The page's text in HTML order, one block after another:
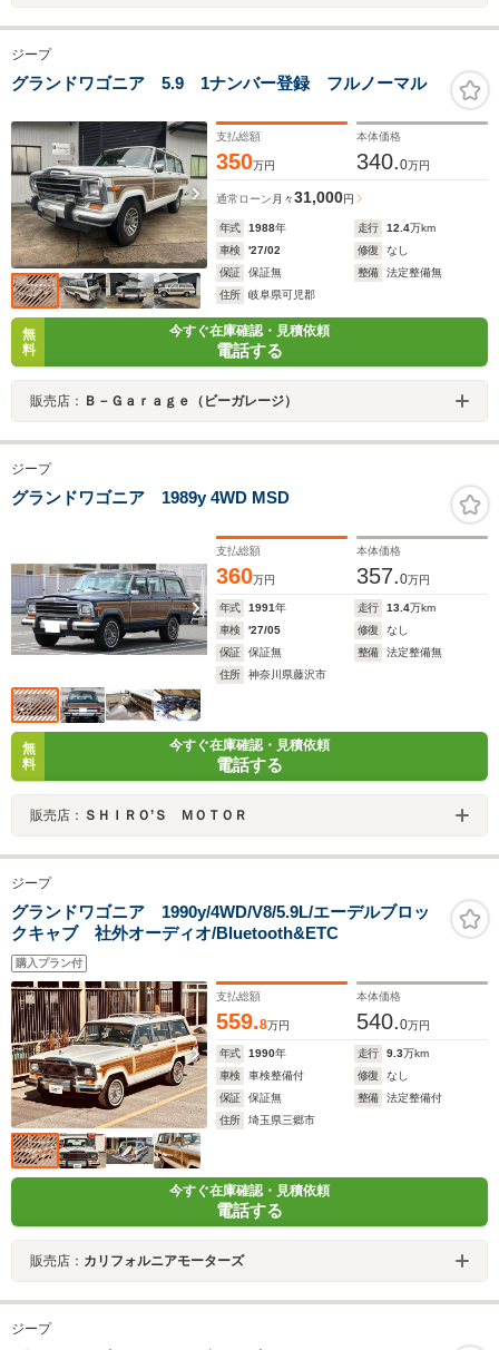
ジープ
グランドワゴニア 5.9 1ナンバー登録 フルノーマル
支払総額
350万円
本体価格
340.0万円
通常ローン 月々31,000円
年式 1988年 走行 12.4万km
車検
'27/02 修復
なし
保証
保証無 整備
法定整備無
住所
岐阜県可児郡
無
料
今すぐ在庫確認・見積依頼
電話する
販売店： Ｂ－Ｇａｒａｇｅ（ビーガレージ）
ジープ
グランドワゴニア 1989y 4WD MSD
支払総額
360万円
本体価格
357.0万円
年式 1991年 走行 13.4万km
車検
'27/05 修復
なし
保証
保証無 整備
法定整備無
住所
神奈川県藤沢市
無
料
今すぐ在庫確認・見積依頼
電話する
販売店： ＳＨＩＲＯ’Ｓ ＭＯＴＯＲ
ジープ
グランドワゴニア 1990y/4WD/V8/5.9L/エーデルブロッ
クキャブ 社外オーディオ/Bluetooth&ETC
購入プラン付
支払総額
559.8万円
本体価格
540.0万円
年式 1990年 走行 9.3万km
車検
車検整備付 修復
なし
保証
保証無 整備
法定整備付
住所
埼玉県三郷市
今すぐ在庫確認・見積依頼
電話する
販売店： カリフォルニアモーターズ
ジープ